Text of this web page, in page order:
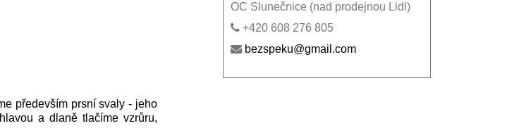
především prsní svaly - jeho
a dlaně tlačíme vzrůru,
OC Slunečnice (nad prodejnou Lidl)
+420 608 276 805
bezspeku@gmail.com